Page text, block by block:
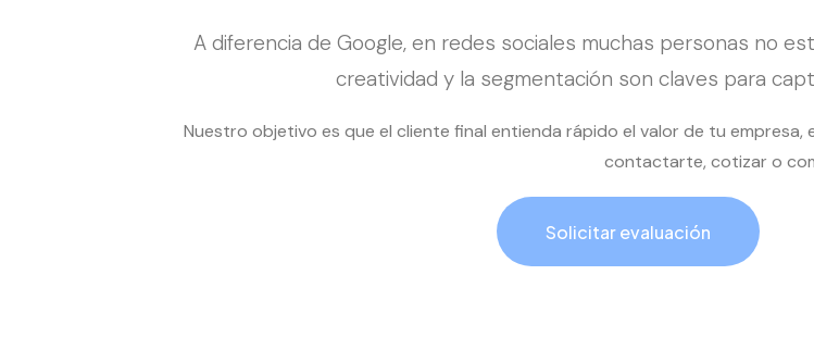
A diferencia de Google, en redes sociales muchas personas no
creatividad y la segmentación son claves para
Nuestro objetivo es que el cliente final entienda rápido el valor de tu
contactarte, cotizar o
Solicitar evaluación